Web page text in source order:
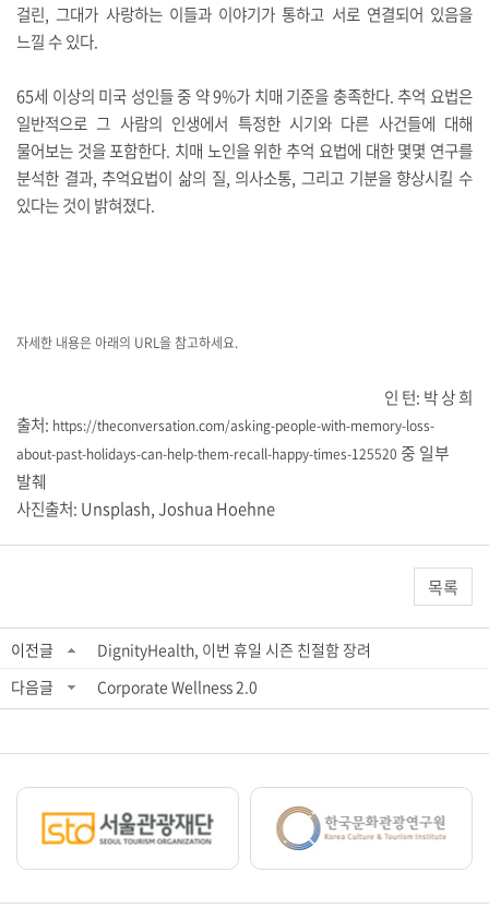
걸린, 그대가 사랑하는 이들과 이야기가 통하고 서로 연결되어 있음을
느낄 수 있다.
65세 이상의 미국 성인들 중 약 9%가 치매 기준을 충족한다.추억 요법은
일반적으로 그 사람의 인생에서 특정한 시기와 다른 사건들에 대해
물어보는 것을 포함한다. 치매 노인을 위한 추억 요법에 대한 몇몇 연구를
분석한 결과, 추억요법이 삶의 질, 의사소통, 그리고 기분을 향상시킬 수
있다는 것이 밝혀졌다.
자세한 내용은 아래의 URL을 참고하세요.
인 턴: 박 상 희
출처: https://theconversation.com/asking-people-with-memory-loss-
about-past-holidays-can-help-them-recall-happy-times-125520 중 일부
발췌
사진출처: Unsplash, Joshua Hoehne
목록
이전글
DignityHealth, 이번 휴일 시즌 친절함 장려
다음글
Corporate Wellness 2.0